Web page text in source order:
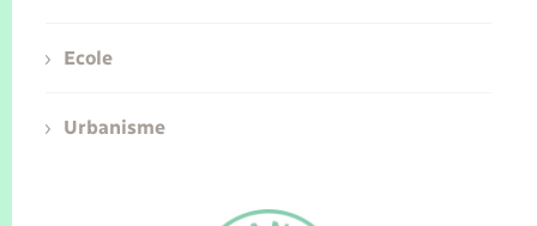
Ecole
Urbanisme